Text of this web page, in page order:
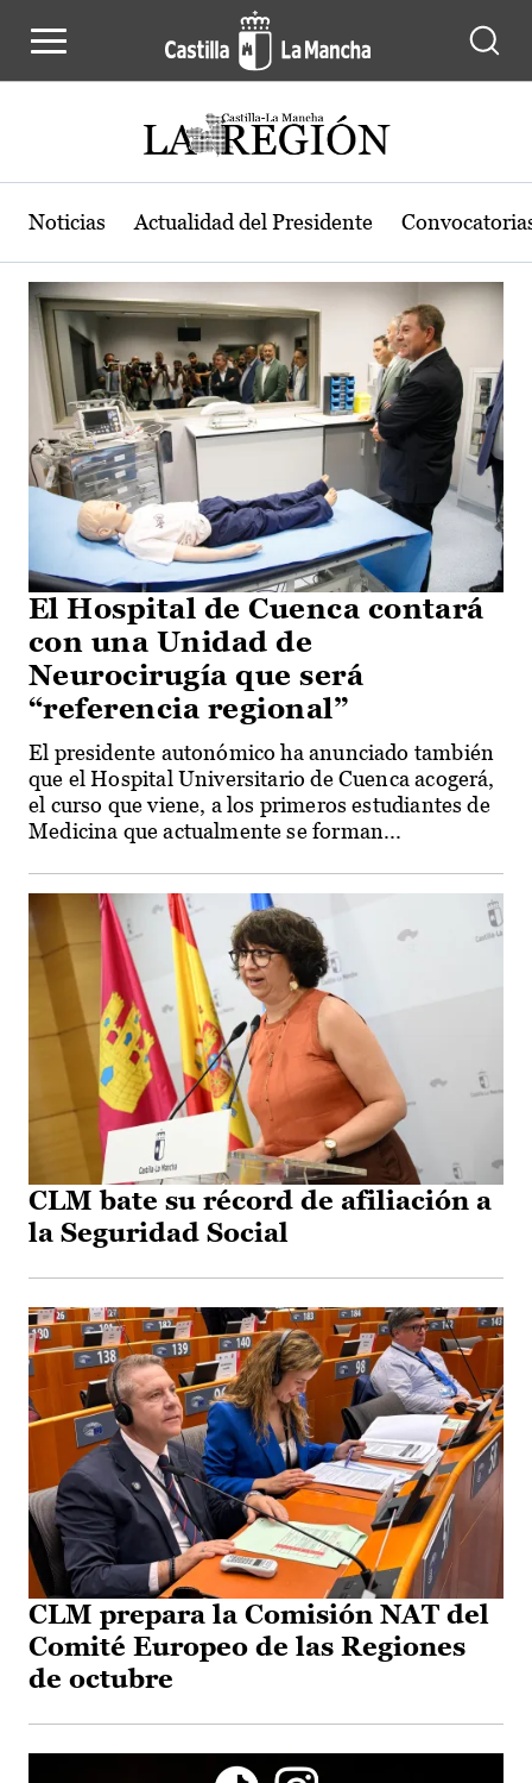
Actualidad de la región de Castilla-
Noticias Actualidad del Presidente
El Hospital de Cuenca contará
con una Unidad de
Neurocirugía que será
“referencia regional”
El presidente autonómico ha anunciado también
que el Hospital Universitario de Cuenca acogerá,
el curso que viene, a los primeros estudiantes de
Medicina que actualmente se forman...
CLM bate su récord de afiliación a
la Seguridad Social
CLM prepara la Comisión NAT del
Comité Europeo de las Regiones
de octubre